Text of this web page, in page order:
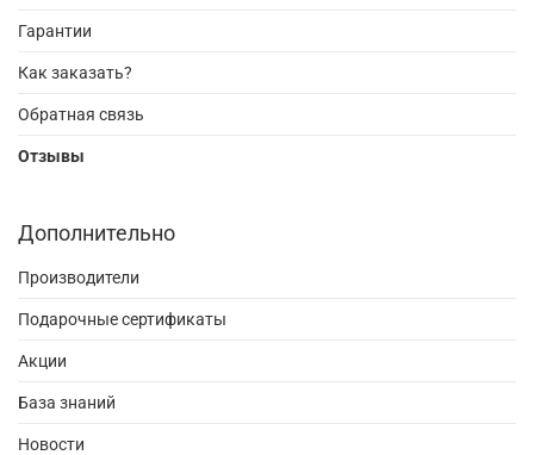
Гарантии
Как заказать?
Обратная связь
Отзывы
Дополнительно
Производители
Подарочные сертификаты
Акции
База знаний
Новости